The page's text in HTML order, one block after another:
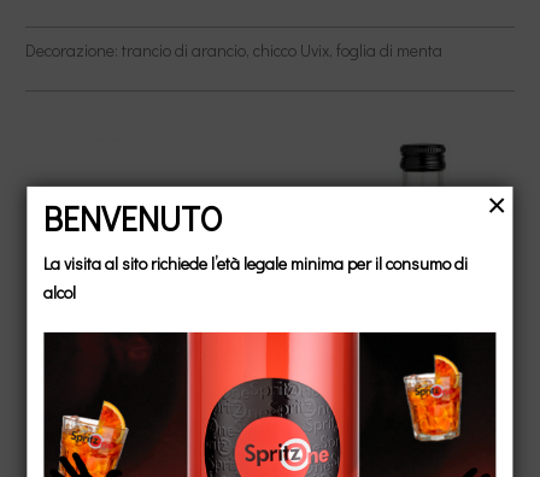
Decorazione: trancio di arancio, chicco Uvix, foglia di menta
BENVENUTO
La visita al sito richiede l’età legale minima per il consumo di
alcol